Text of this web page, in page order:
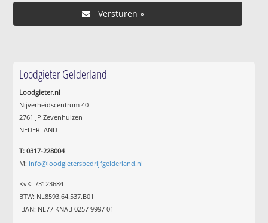
Loodgieter Gelderland
Loodgieter.nl
Nijverheidscentrum 40
2761 JP Zevenhuizen
NEDERLAND
T: 0317-228004
M: info@loodgietersbedrijfgelderland.nl
KvK: 73123684
BTW: NL8593.64.537.B01
IBAN: NL77 KNAB 0257 9997 01